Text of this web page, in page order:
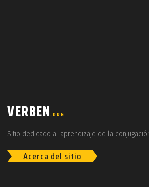
VERBEN.ORG
Sitio dedicado al aprendizaje de la
Acerca del sitio